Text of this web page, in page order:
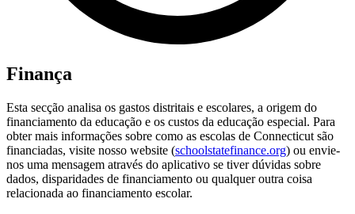
Finança
Esta secção analisa os gastos distritais e escolares, a origem do
financiamento da educação e os custos da educação especial. Para
obter mais informações sobre como as escolas de Connecticut são
financiadas, visite nosso website (schoolstatefinance.org) ou envie-
nos uma mensagem através do aplicativo se tiver dúvidas sobre
dados, disparidades de financiamento ou qualquer outra coisa
relacionada ao financiamento escolar.